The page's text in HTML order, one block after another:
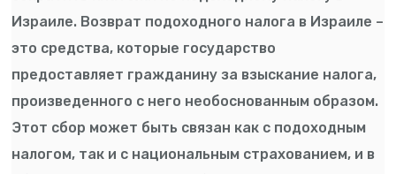
Израиле. Возврат подоходного налога в Израиле –
это средства, которые государство
предоставляет гражданину за взыскание налога,
произведенного с него необоснованным образом.
Этот сбор может быть связан как с подоходным
налогом, так и с национальным страхованием, и в